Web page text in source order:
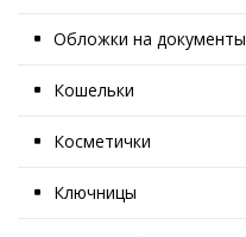
Обложки на документы
Кошельки
Косметички
Ключницы